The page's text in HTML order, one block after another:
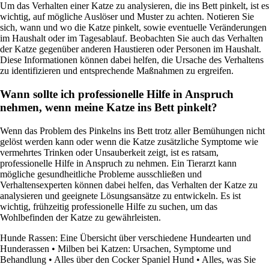
Um das Verhalten einer Katze zu analysieren, die ins Bett pinkelt, ist es
wichtig, auf mögliche Auslöser und Muster zu achten. Notieren Sie
sich, wann und wo die Katze pinkelt, sowie eventuelle Veränderungen
im Haushalt oder im Tagesablauf. Beobachten Sie auch das Verhalten
der Katze gegenüber anderen Haustieren oder Personen im Haushalt.
Diese Informationen können dabei helfen, die Ursache des Verhaltens
zu identifizieren und entsprechende Maßnahmen zu ergreifen.
Wann sollte ich professionelle Hilfe in Anspruch
nehmen, wenn meine Katze ins Bett pinkelt?
Wenn das Problem des Pinkelns ins Bett trotz aller Bemühungen nicht
gelöst werden kann oder wenn die Katze zusätzliche Symptome wie
vermehrtes Trinken oder Unsauberkeit zeigt, ist es ratsam,
professionelle Hilfe in Anspruch zu nehmen. Ein Tierarzt kann
mögliche gesundheitliche Probleme ausschließen und
Verhaltensexperten können dabei helfen, das Verhalten der Katze zu
analysieren und geeignete Lösungsansätze zu entwickeln. Es ist
wichtig, frühzeitig professionelle Hilfe zu suchen, um das
Wohlbefinden der Katze zu gewährleisten.
Hunde Rassen: Eine Übersicht über verschiedene Hundearten und
Hunderassen • Milben bei Katzen: Ursachen, Symptome und
Behandlung • Alles über den Cocker Spaniel Hund • Alles, was Sie